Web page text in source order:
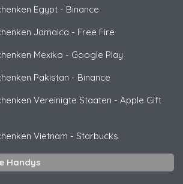
Egypt - Binance
Jamaica - Free Fire
Mexiko - Google Play
Pakistan - Binance
Vereinigte Staaten - Apple Gift
Vietnam - Starbucks
Handys